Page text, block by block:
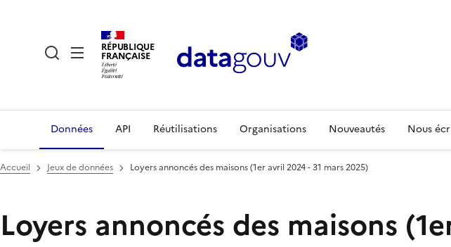
RÉPUBLIQUE
FRANÇAISE
Données API Réutilisations Organisations Nouveautés Nous
Accueil Jeux de données Loyers annoncés des maisons (1er avril 2024 - 31 mars 2025)
Loyers annoncés des maisons